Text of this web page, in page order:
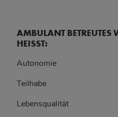
AMBULANT
HEISST:
Autonomie
Teilhabe
Lebensqualität